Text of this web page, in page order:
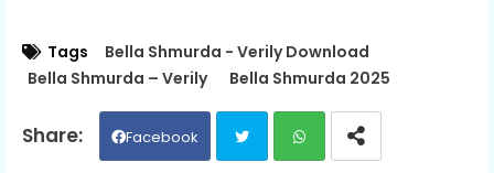
Tags
Bella Shmurda - Verily Download
Bella Shmurda – Verily
Bella Shmurda 2025
Facebook